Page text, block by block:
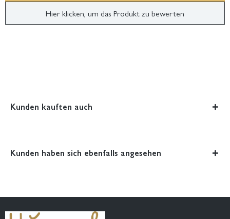
Hier klicken, um das Produkt zu bewerten
Kunden kauften auch
Kunden haben sich ebenfalls angesehen